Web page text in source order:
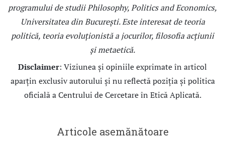
programului de studii Philosophy, Politics and Economics,
Universitatea din București. Este interesat de teoria
politică, teoria evoluționistă a jocurilor, filosofia acțiunii
și metaetică.
Disclaimer: Viziunea și opiniile exprimate în articol
aparțin exclusiv autorului și nu reflectă poziția și politica
oficială a Centrului de Cercetare în Etică Aplicată.
Articole asemănătoare